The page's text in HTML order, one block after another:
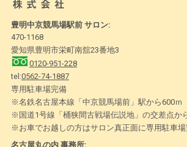
豊明中京競馬場駅前 サロン:
470-1168
愛知県豊明市栄町南舘23番地3
0120-951-228
tel:0562-74-1887
専用駐車場完備
※名鉄名古屋本線「中京競馬場前」駅から600ｍ
※国道1号線「桶狭間古戦場伝説地」の交差点か
※お車でお越しの方はサロン真正面に専用駐車
名古屋丸の内 事務所: